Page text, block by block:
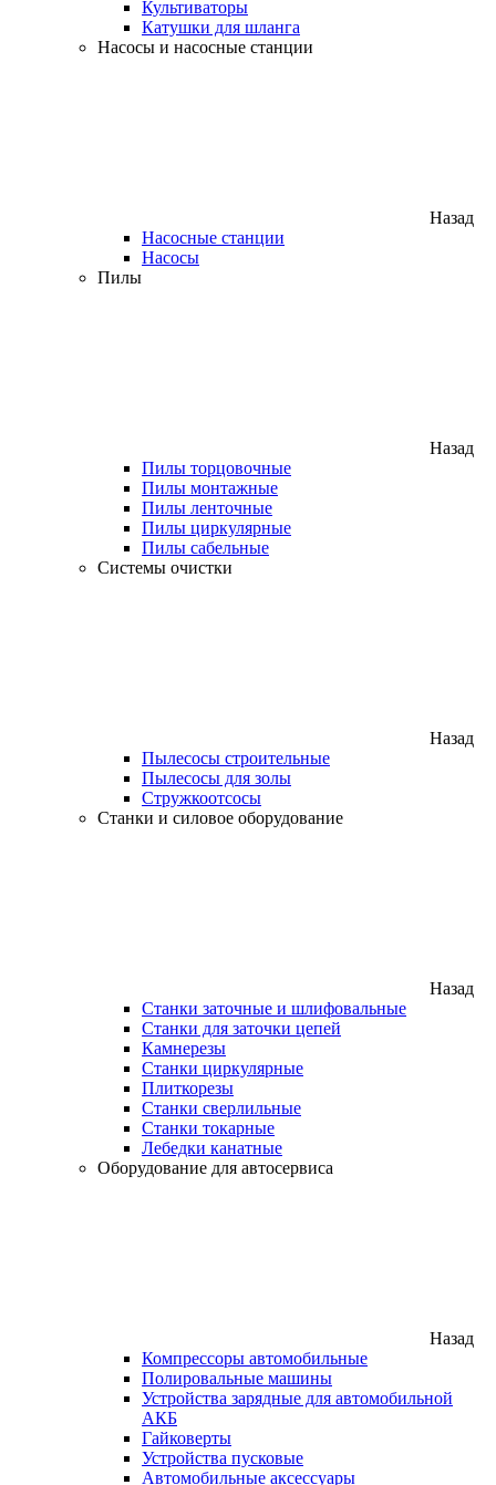
Культиваторы
Катушки для шланга
Насосы и насосные станции
Назад
Насосные станции
Насосы
Пилы
Назад
Пилы торцовочные
Пилы монтажные
Пилы ленточные
Пилы циркулярные
Пилы сабельные
Системы очистки
Назад
Пылесосы строительные
Пылесосы для золы
Стружкоотсосы
Станки и силовое оборудование
Назад
Станки заточные и шлифовальные
Станки для заточки цепей
Камнерезы
Станки циркулярные
Плиткорезы
Станки сверлильные
Станки токарные
Лебедки канатные
Оборудование для автосервиса
Назад
Компрессоры автомобильные
Полировальные машины
Устройства зарядные для автомобильной
АКБ
Гайковерты
Устройства пусковые
Автомобильные аксессуары